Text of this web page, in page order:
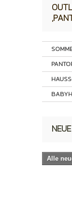
Alle